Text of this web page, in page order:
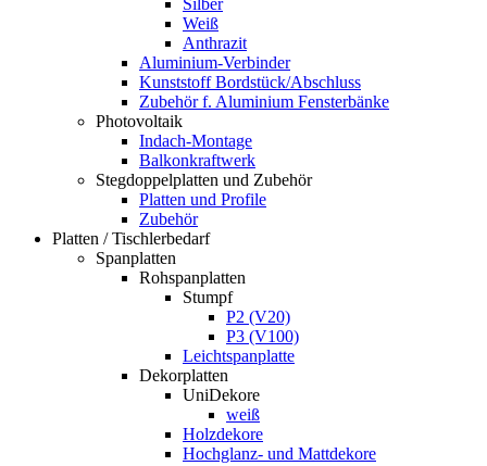
Silber
Weiß
Anthrazit
Aluminium-Verbinder
Kunststoff Bordstück/Abschluss
Zubehör f. Aluminium Fensterbänke
Photovoltaik
Indach-Montage
Balkonkraftwerk
Stegdoppelplatten und Zubehör
Platten und Profile
Zubehör
Platten / Tischlerbedarf
Spanplatten
Rohspanplatten
Stumpf
P2 (V20)
P3 (V100)
Leichtspanplatte
Dekorplatten
UniDekore
weiß
Holzdekore
Hochglanz- und Mattdekore